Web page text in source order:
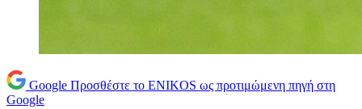
Google Προσθέστε το ENIKOS ως προτιμώμενη πηγή στη
Google